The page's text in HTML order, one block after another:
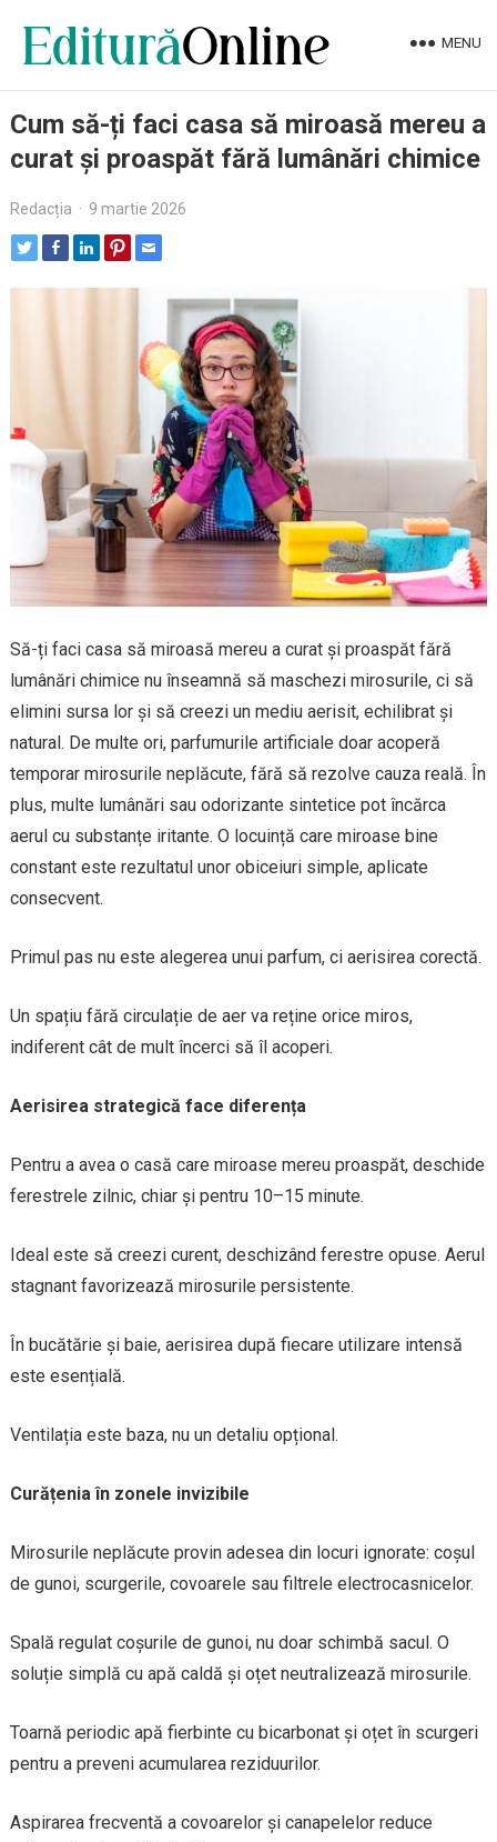
MENU
Cum să-ți faci casa să miroasă mereu a
curat și proaspăt fără lumânări chimice
Redacția · 9 martie 2026
Să-ți faci casa să miroasă mereu a curat și proaspăt fără
lumânări chimice nu înseamnă să maschezi mirosurile, ci să
elimini sursa lor și să creezi un mediu aerisit, echilibrat și
natural. De multe ori, parfumurile artificiale doar acoperă
temporar mirosurile neplăcute, fără să rezolve cauza reală. În
plus, multe lumânări sau odorizante sintetice pot încărca
aerul cu substanțe iritante. O locuință care miroase bine
constant este rezultatul unor obiceiuri simple, aplicate
consecvent.
Primul pas nu este alegerea unui parfum, ci aerisirea corectă.
Un spațiu fără circulație de aer va reține orice miros,
indiferent cât de mult încerci să îl acoperi.
Aerisirea strategică face diferența
Pentru a avea o casă care miroase mereu proaspăt, deschide
ferestrele zilnic, chiar și pentru 10–15 minute.
Ideal este să creezi curent, deschizând ferestre opuse. Aerul
stagnant favorizează mirosurile persistente.
În bucătărie și baie, aerisirea după fiecare utilizare intensă
este esențială.
Ventilația este baza, nu un detaliu opțional.
Curățenia în zonele invizibile
Mirosurile neplăcute provin adesea din locuri ignorate: coșul
de gunoi, scurgerile, covoarele sau filtrele electrocasnicelor.
Spală regulat coșurile de gunoi, nu doar schimbă sacul. O
soluție simplă cu apă caldă și oțet neutralizează mirosurile.
Toarnă periodic apă fierbinte cu bicarbonat și oțet în scurgeri
pentru a preveni acumularea reziduurilor.
Aspirarea frecventă a covoarelor și canapelelor reduce